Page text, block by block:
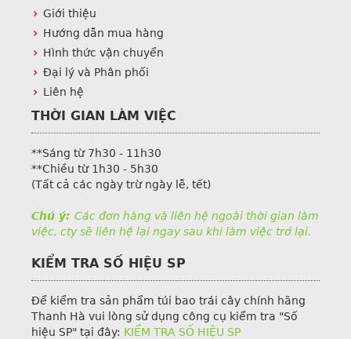
Giới thiệu
Hướng dẫn mua hàng
Hình thức vận chuyển
Đại lý và Phân phối
Liên hệ
THỜI GIAN LÀM VIỆC
**Sáng từ 7h30 - 11h30
**Chiều từ 1h30 - 5h30
(Tất cả các ngày trừ ngày lễ, tết)
Chú ý: Các đơn hàng và liên hệ ngoài thời gian làm
việc, cty sẽ liên hệ lại ngay sau khi làm việc trở lại.
KIỂM TRA SỐ HIỆU SP
Để kiểm tra sản phẩm túi bao trái cây chính hãng
Thanh Hà vui lòng sử dụng công cụ kiểm tra "Số
hiệu SP" tại đây: KIỂM TRA SỐ HIỆU SP